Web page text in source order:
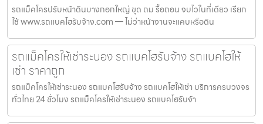
รถแม็คโครปรับหน้าดินบางกอกใหญ่ ขุด ถม รื้อถอน จบไวในที่เดียว เรียก
ใช้ www.รถแบคโฮรับจ้าง.com — ไม่ว่าหน้างานจะแคบหรือดิน
รถแม็คโครให้เช่าระนอง รถแบคโฮรับจ้าง รถแบคโฮให้
เช่า ราคาถูก
รถแม็คโครให้เช่าระนอง รถแบคโฮรับจ้าง รถแบคโฮให้เช่า บริการครบวงจร
ทั่วไทย 24 ชั่วโมง รถแม็คโครให้เช่าระนอง รถแบคโฮรับจ้า